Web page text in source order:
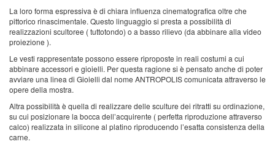
La loro forma espressiva è di chiara influenza cinematografica oltre che
pittorico rinascimentale. Questo linguaggio si presta a possibilità di
realizzazioni scultoree ( tuttotondo) o a basso rilievo (da abbinare alla video
proiezione ).
Le vesti rappresentate possono essere riproposte in reali costumi a cui
abbinare accessori e gioielli. Per questa ragione si è pensato anche di poter
avviare una linea di Gioielli dal nome ANTROPOLIS comunicata attraverso le
opere della mostra.
Altra possibilità è quella di realizzare delle sculture dei ritratti su ordinazione,
su cui posizionare la bocca dell’acquirente ( perfetta riproduzione attraverso
calco) realizzata in silicone al platino riproducendo l’esatta consistenza della
carne.